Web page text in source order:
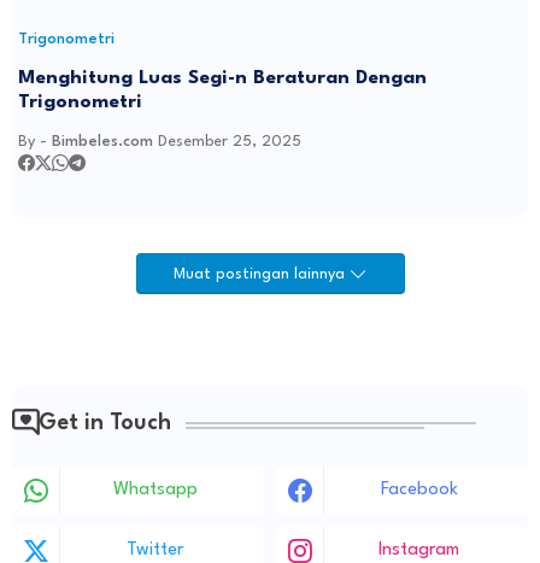
Trigonometri
Menghitung Luas Segi-n Beraturan Dengan
Trigonometri
By - Bimbeles.com Desember 25, 2025
Muat postingan lainnya
Get in Touch
Whatsapp Facebook
Twitter Instagram